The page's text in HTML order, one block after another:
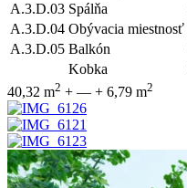
A.3.D.03 Spálňa
A.3.D.04 Obývacia miestnosť
A.3.D.05 Balkón
Kobka
40,32 m2 + — + 6,79 m2